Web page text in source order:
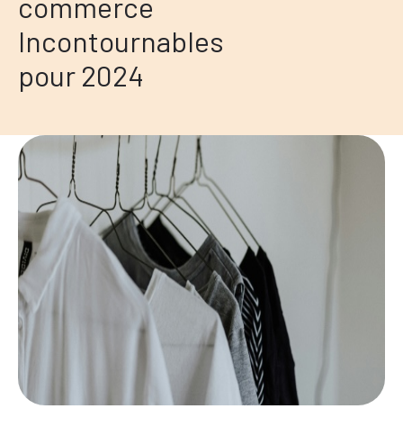
Incontournables
pour 2024